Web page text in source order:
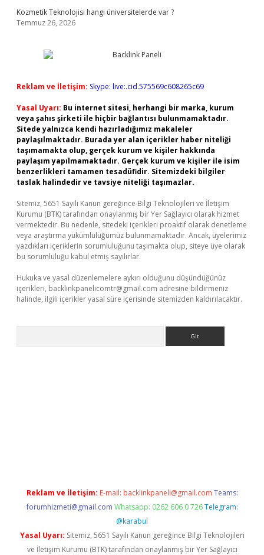
Kozmetik Teknolojisi hangi üniversitelerde var ?
Temmuz 26, 2026
Reklam ve İletişim: Skype: live:.cid.575569c608265c69
Yasal Uyarı: Bu internet sitesi, herhangi bir marka, kurum
veya şahıs şirketi ile hiçbir bağlantısı bulunmamaktadır.
Sitede yalnızca kendi hazırladığımız makaleler
paylaşılmaktadır. Burada yer alan içerikler haber niteliği
taşımamakta olup, gerçek kurum ve kişiler hakkında
paylaşım yapılmamaktadır. Gerçek kurum ve kişiler ile isim
benzerlikleri tamamen tesadüfidir. Sitemizdeki bilgiler
taslak halindedir ve tavsiye niteliği taşımazlar.
Sitemiz, 5651 Sayılı Kanun gereğince Bilgi Teknolojileri ve İletişim
Kurumu (BTK) tarafından onaylanmış bir Yer Sağlayıcı olarak hizmet
vermektedir. Bu nedenle, sitedeki içerikleri proaktif olarak denetleme
veya araştırma yükümlülüğümüz bulunmamaktadır. Ancak, üyelerimiz
yazdıkları içeriklerin sorumluluğunu taşımakta olup, siteye üye olarak
bu sorumluluğu kabul etmiş sayılırlar.
Hukuka ve yasal düzenlemelere aykırı olduğunu düşündüğünüz
içerikleri, backlinkpanelicomtr@gmail.com adresine bildirmeniz
halinde, ilgili içerikler yasal süre içerisinde sitemizden kaldırılacaktır.
Reklam ve İletişim: E-mail: backlinkpaneli@gmail.com Teams:
forumhizmeti@gmail.com Whatsapp: 0262 606 0 726 Telegram:
@karabul
Yasal Uyarı: Sitemiz, 5651 Sayılı Kanun gereğince Bilgi Teknolojileri
ve İletişim Kurumu (BTK) tarafından onaylanmış bir Yer Sağlayıcı